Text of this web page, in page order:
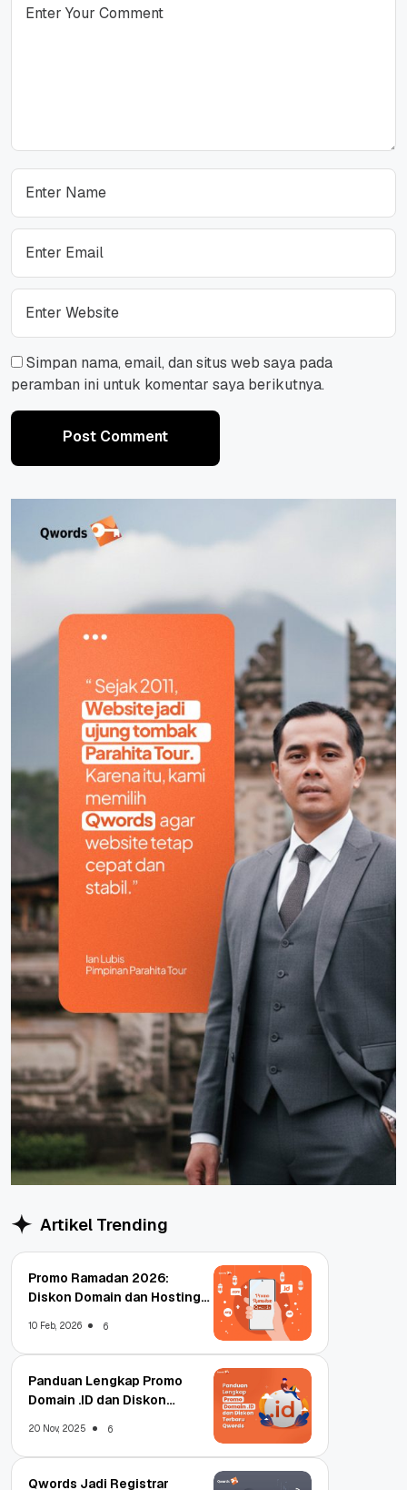
Simpan nama, email, dan situs web saya pada
peramban ini untuk komentar saya berikutnya.
Post Comment
Artikel Trending
Promo Ramadan 2026:
Diskon Domain dan Hosting
10 Feb, 2026 6
Panduan Lengkap Promo
Domain .ID dan Diskon
20 Nov, 2025 6
Qwords Jadi Registrar